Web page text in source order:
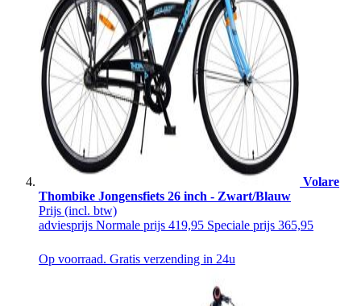
Volare
Thombike Jongensfiets 26 inch - Zwart/Blauw
Prijs (incl. btw)
adviesprijs Normale prijs 419,95 Speciale prijs 365,95
Op voorraad. Gratis verzending in 24u